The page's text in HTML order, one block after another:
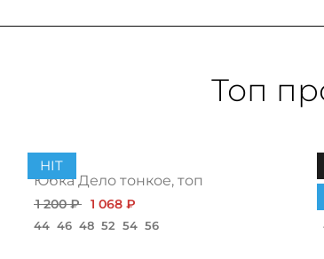
Топ
HIT
Юбка Дело тонкое, топ
1 200 ₽ 1 068 ₽
44 46 48 52 54 56